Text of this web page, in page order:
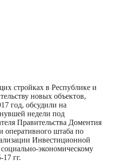
стройках в Республике и
новых объектов,
год, обсудили на
недели под
Правительства Доментия
оперативного штаба по
Инвестиционной
экономическому
гг.